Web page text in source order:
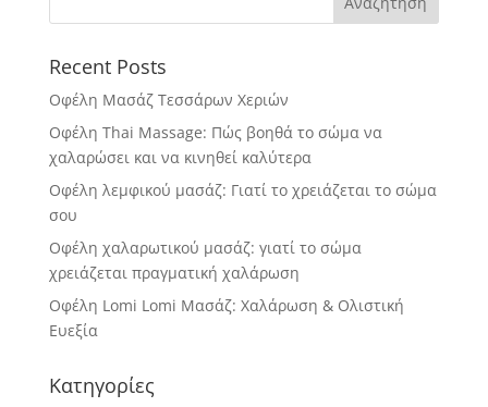
Recent Posts
Οφέλη Μασάζ Τεσσάρων Χεριών
Οφέλη Thai Massage: Πώς βοηθά το σώμα να
χαλαρώσει και να κινηθεί καλύτερα
Οφέλη λεμφικού μασάζ: Γιατί το χρειάζεται το σώμα
σου
Οφέλη χαλαρωτικού μασάζ: γιατί το σώμα
χρειάζεται πραγματική χαλάρωση
Οφέλη Lomi Lomi Μασάζ: Χαλάρωση & Ολιστική
Ευεξία
Κατηγορίες